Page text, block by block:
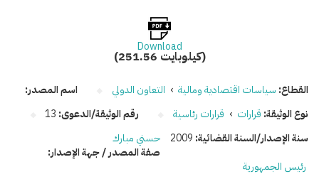
Download
(251.56 كيلوبايت)
القطاع: سياسات اقتصادية ومالية › التعاون الدولي
نوع الوثيقة: قرارات › قرارات رئاسية رقم الوثيقة/الدعوى: 13
سنة الإصدار/السنة القضائية: 2009
اسم المصدر:
حسني مبارك
صفة المصدر / جهة الإصدار:
رئيس الجمهورية